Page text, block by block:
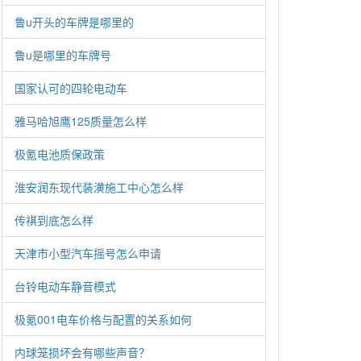
鲁u开头的车牌是哪里的
鲁u是哪里的车牌号
国家认可的四轮电动车
雅马哈旭鹰125质量怎么样
极氪电池质保政策
淮安润东现代装潢施工中心怎么样
传祺到底怎么样
天津市小型汽车摇号怎么申请
台铃电动车静音模式
极氪001电车价格与配置的关系如何
内球笼损坏会有哪些声音？